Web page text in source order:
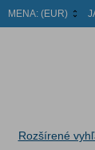
MENA: (EUR)
Rozšírené